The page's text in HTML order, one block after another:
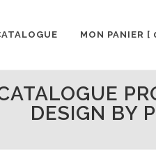
MON PANIER [
DESIGN BY